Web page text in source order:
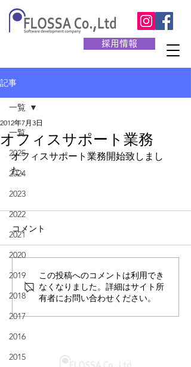
採用情報
記事
一覧
2025
2024
2023
2022
2021
2020
2019
2018
2017
2016
2015
一覧
オフィスサポート業務
2012年7月3日
オフィスサポート業務開始致しまし
た。
コメント
この投稿へのコメントは利用でき
なくなりました。詳細はサイト所
有者にお問い合わせください。